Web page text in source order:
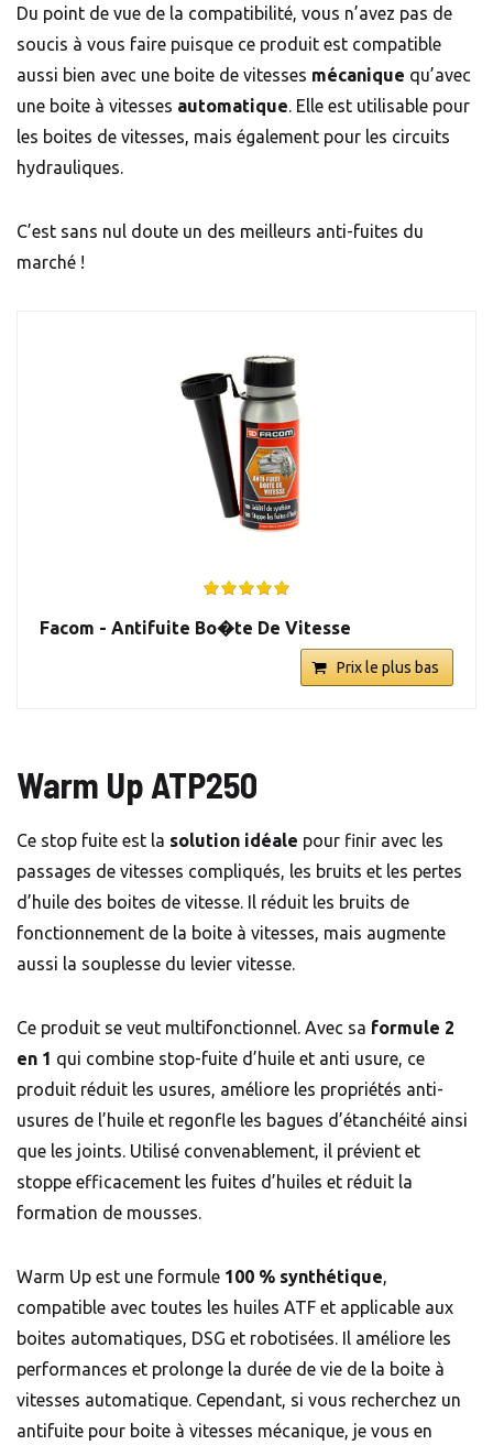
Du point de vue de la compatibilité, vous n’avez pas de
soucis à vous faire puisque ce produit est compatible
aussi bien avec une boite de vitesses mécanique qu’avec
une boite à vitesses automatique. Elle est utilisable pour
les boites de vitesses, mais également pour les circuits
hydrauliques.
C’est sans nul doute un des meilleurs anti-fuites du
marché !
Facom - Antifuite Bo�te De Vitesse
Prix le plus bas
Warm Up ATP250
Ce stop fuite est la solution idéale pour finir avec les
passages de vitesses compliqués, les bruits et les pertes
d’huile des boites de vitesse. Il réduit les bruits de
fonctionnement de la boite à vitesses, mais augmente
aussi la souplesse du levier vitesse.
Ce produit se veut multifonctionnel. Avec sa formule 2
en 1 qui combine stop-fuite d’huile et anti usure, ce
produit réduit les usures, améliore les propriétés anti-
usures de l’huile et regonfle les bagues d’étanchéité ainsi
que les joints. Utilisé convenablement, il prévient et
stoppe efficacement les fuites d’huiles et réduit la
formation de mousses.
Warm Up est une formule 100 % synthétique,
compatible avec toutes les huiles ATF et applicable aux
boites automatiques, DSG et robotisées. Il améliore les
performances et prolonge la durée de vie de la boite à
vitesses automatique. Cependant, si vous recherchez un
antifuite pour boite à vitesses mécanique, je vous en